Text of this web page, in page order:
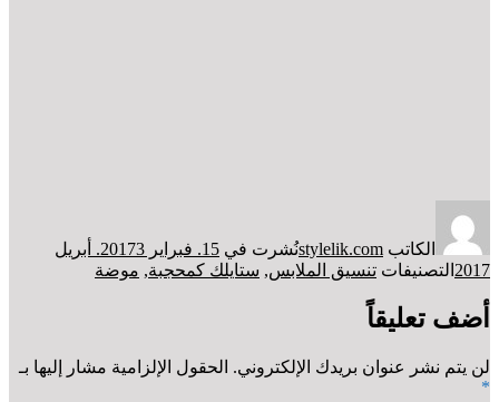
الكاتب stylelik.comنُشرت في 15. فبراير 2017
3. أبريل
2017 التصنيفات تنسيق الملابس, ستايلك كمحجبة, موضة
أضف تعليقاً
لن يتم نشر عنوان بريدك الإلكتروني. الحقول الإلزامية مشار إليها بـ
*